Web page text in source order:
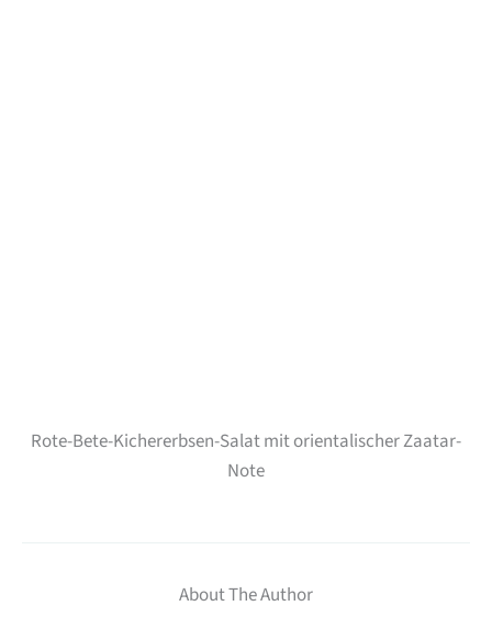
Rote-Bete-Kichererbsen-Salat mit orientalischer Zaatar-
Note
About The Author